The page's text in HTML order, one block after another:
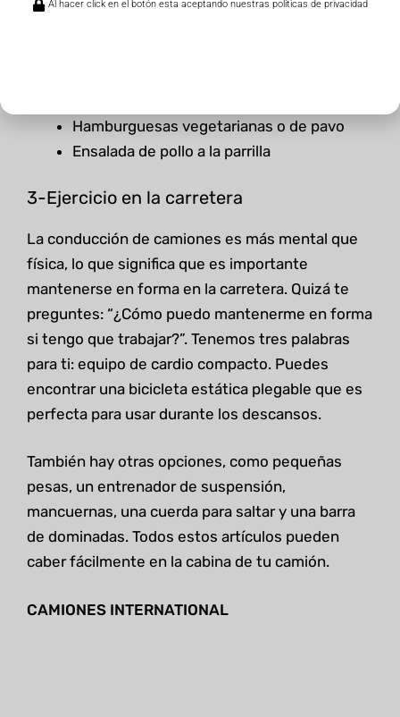
Hamburguesas vegetarianas o de pavo
Ensalada de pollo a la parrilla
3-Ejercicio en la carretera
La conducción de camiones es más mental que
física, lo que significa que es importante
mantenerse en forma en la carretera. Quizá te
preguntes: “¿Cómo puedo mantenerme en forma
si tengo que trabajar?”. Tenemos tres palabras
para ti: equipo de cardio compacto. Puedes
encontrar una bicicleta estática plegable que es
perfecta para usar durante los descansos.
También hay otras opciones, como pequeñas
pesas, un entrenador de suspensión,
mancuernas, una cuerda para saltar y una barra
de dominadas. Todos estos artículos pueden
caber fácilmente en la cabina de tu camión.
CAMIONES INTERNATIONAL
Al hacer click en el botón esta aceptando nuestras políticas de privacidad